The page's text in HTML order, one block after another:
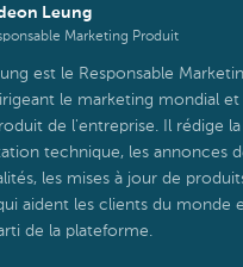
Leung
Marketing Produit
est le Responsable
le marketing mondial et
de l'entreprise. Il rédige la
technique, les annonces
les mises à jour de
aident les clients du monde
de la plateforme.